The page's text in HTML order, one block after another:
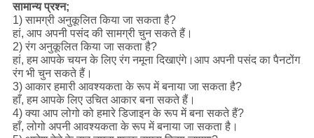
सामान्य प्रश्न;
1) सामग्री अनुकूलित किया जा सकता है?
हां, आप अपनी पसंद की सामग्री चुन सकते हैं।
2) रंग अनुकूलित किया जा सकता है?
हां, हम आपके चयन के लिए रंग नमूना दिखाएंगे।आप अपनी पसंद का पैनटोंग
रंग भी चुन सकते हैं।
3) आकार हमारी आवश्यकता के रूप में बनाया जा सकता है?
हाँ, हम आपके लिए उचित आकार बना सकते हैं।
4) क्या आप लोगो को हमारे डिजाइन के रूप में बना सकते हैं?
हाँ, लोगो अपनी आवश्यकता के रूप में बनाया जा सकता है।